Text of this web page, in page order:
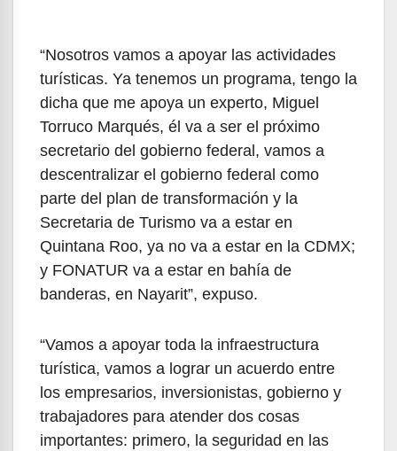
“Nosotros vamos a apoyar las actividades
turísticas. Ya tenemos un programa, tengo la
dicha que me apoya un experto, Miguel
Torruco Marqués, él va a ser el próximo
secretario del gobierno federal, vamos a
descentralizar el gobierno federal como
parte del plan de transformación y la
Secretaria de Turismo va a estar en
Quintana Roo, ya no va a estar en la CDMX;
y FONATUR va a estar en bahía de
banderas, en Nayarit”, expuso.
“Vamos a apoyar toda la infraestructura
turística, vamos a lograr un acuerdo entre
los empresarios, inversionistas, gobierno y
trabajadores para atender dos cosas
importantes: primero, la seguridad en las